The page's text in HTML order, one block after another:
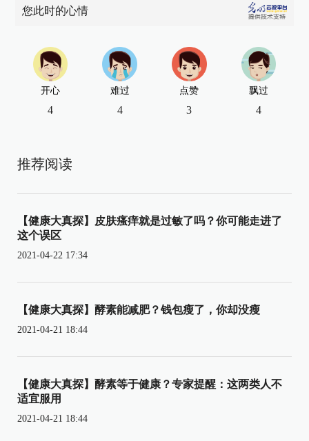
您此时的心情
开心
4
难过
4
点赞
3
飘过
4
推荐阅读
【健康大真探】皮肤瘙痒就是过敏了吗？你可能走进了
这个误区
2021-04-22 17:34
【健康大真探】酵素能减肥？钱包瘦了，你却没瘦
2021-04-21 18:44
【健康大真探】酵素等于健康？专家提醒：这两类人不
适宜服用
2021-04-21 18:44